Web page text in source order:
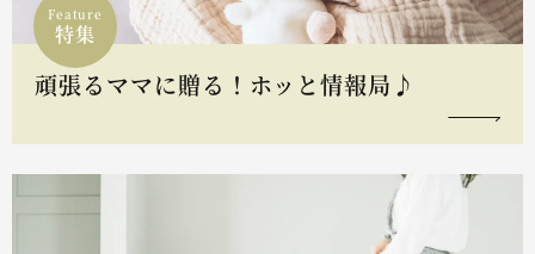
Feature
特集
頑張るママに贈る！ホッと情報局♪